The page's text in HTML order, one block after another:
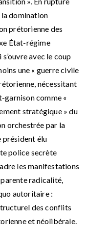
domination
prétorienne des
État-régime
avec le coup
une « guerre civile
nécessitant
garnison comme «
stratégique » du
orchestrée par la
élu
police secrète
les manifestations
radicalité,
autoritaire :
des conflits
et néolibérale.